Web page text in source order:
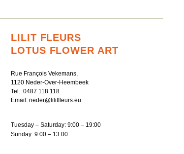
LILIT FLEURS
LOTUS FLOWER ART
Rue François Vekemans,
1120 Neder-Over-Heembeek
Tel.: 0487 118 118
Email: neder@lilitfleurs.eu
Tuesday – Saturday: 9:00 – 19:00
Sunday: 9:00 – 13:00